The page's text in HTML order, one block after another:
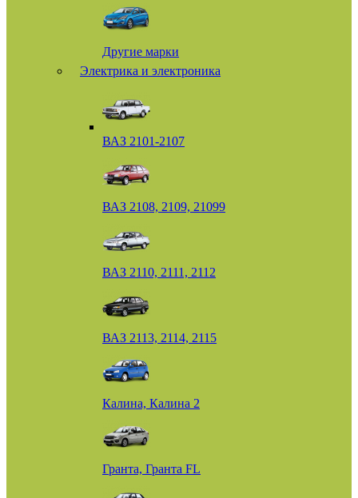
Другие марки
Электрика и электроника
ВАЗ 2101-2107
ВАЗ 2108, 2109, 21099
ВАЗ 2110, 2111, 2112
ВАЗ 2113, 2114, 2115
Калина, Калина 2
Гранта, Гранта FL